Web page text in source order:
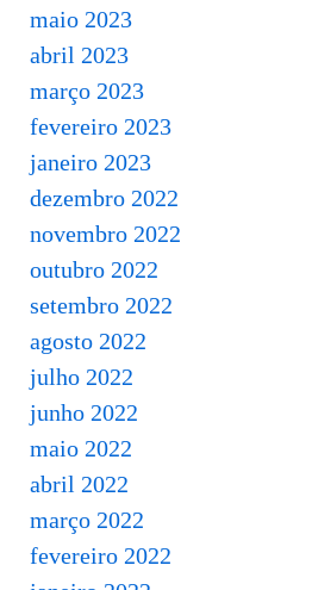
maio 2023
abril 2023
março 2023
fevereiro 2023
janeiro 2023
dezembro 2022
novembro 2022
outubro 2022
setembro 2022
agosto 2022
julho 2022
junho 2022
maio 2022
abril 2022
março 2022
fevereiro 2022